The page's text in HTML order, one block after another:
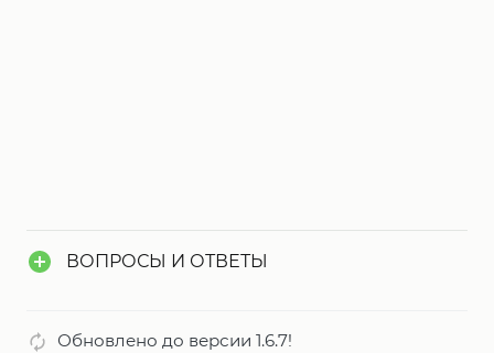
ВОПРОСЫ И ОТВЕТЫ
Обновлено до версии 1.6.7!